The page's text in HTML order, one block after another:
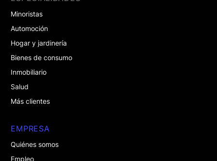
Minoristas
Automoción
Hogar y jardinería
Bienes de consumo
Inmobiliario
Salud
Más clientes
EMPRESA
Quiénes somos
Empleo